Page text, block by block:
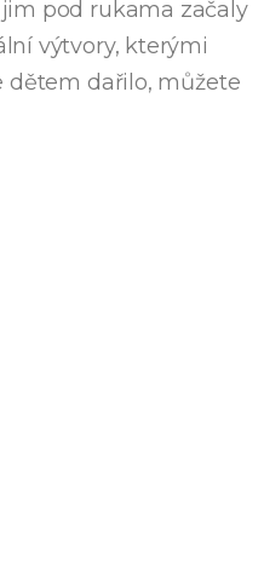
pod rukama začaly
výtvory, kterými
dětem dařilo, můžete